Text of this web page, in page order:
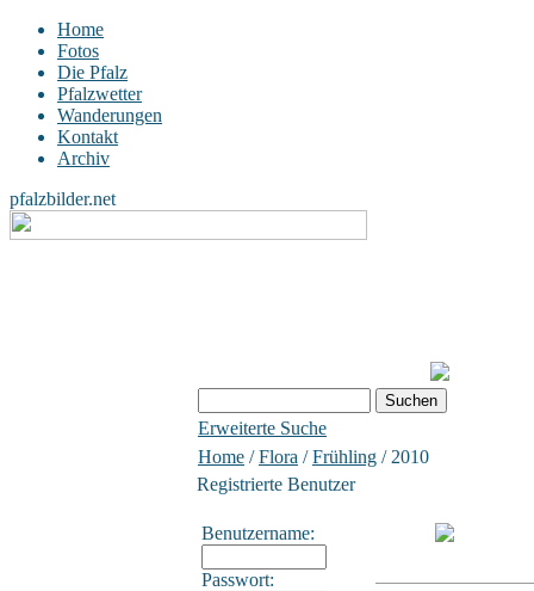
Home
Fotos
Die Pfalz
Pfalzwetter
Wanderungen
Kontakt
Archiv
pfalzbilder.net
Erweiterte Suche
Home /Flora /Frühling / 2010
Registrierte Benutzer
Benutzername:
Passwort: